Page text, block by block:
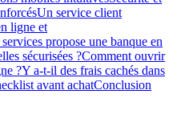
Un service client
ligne et
propose une banque en
sécurisées ?Comment ouvrir
?Y a-t-il des frais cachés dans
avant achatConclusion